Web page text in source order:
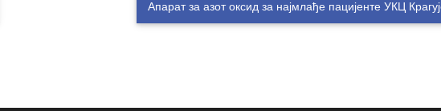
Апарат за азот оксид за најмлађе пацијенте УКЦ